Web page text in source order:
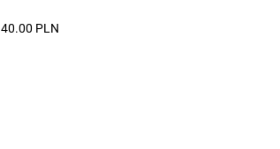
40.00 PLN